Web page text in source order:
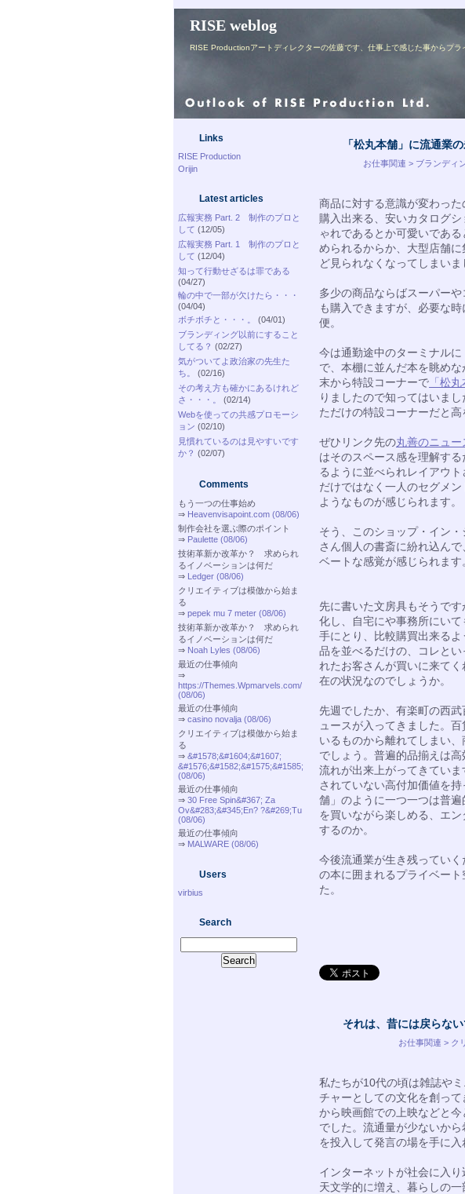
RISE weblog
RISE Productionアートディレクターの佐藤です、仕事上で感じた事からプ
Links
RISE Production
Orijin
Latest articles
広報実務 Part. 2 制作のプロと
して (12/05)
広報実務 Part. 1 制作のプロと
して (12/04)
知って行動せざるは罪である
(04/27)
輪の中で一部が欠けたら・・・
(04/04)
ボチボチと・・・。
(04/01)
ブランディング以前にすること
してる？ (02/27)
気がついてよ政治家の先生た
ち。
(02/16)
その考え方も確かにあるけれど
さ・・・。
(02/14)
Webを使っての共感プロモーシ
ョン (02/10)
見慣れているのは見やすいです
か？ (02/07)
Comments
もう一つの仕事始め
⇒ Heavenvisapoint.com (08/06)
制作会社を選ぶ際のポイント
⇒ Paulette (08/06)
技術革新か改革か？ 求められ
るイノベーションは何だ
⇒ Ledger (08/06)
クリエイティブは模倣から始ま
る
⇒ pepek mu 7 meter (08/06)
技術革新か改革か？ 求められ
るイノベーションは何だ
⇒ Noah Lyles (08/06)
最近の仕事傾向
⇒
https://Themes.Wpmarvels.com/
(08/06)
最近の仕事傾向
⇒ casino novalja (08/06)
クリエイティブは模倣から始ま
る
⇒ &#1578;&#1604;&#1607;
&#1576;&#1582;&#1575;&#1585;
(08/06)
最近の仕事傾向
⇒ 30 Free Spin&#367; Za
Ov&#283;&#345;En? ?&#269;Tu
(08/06)
最近の仕事傾向
⇒ MALWARE (08/06)
Users
virbius
Search
「松丸本舗」に流通業の
お仕事関連 > ブランディ
商品に対する意識が変わっ
購入出来る、安いカタログ
ゃれであるとか可愛いであ
められるからか、大型店舗
ど見られなくなってしまいま
多少の商品ならばスーパー
も購入できますが、必要な
便。
今は通勤途中のターミナル
で、本棚に並んだ本を眺め
末から特設コーナーで 「松丸
りましたので知ってはいま
ただけの特設コーナーだと高
ぜひリンク先の丸善のニュー
はそのスペース感を理解す
るように並べられレイアウ
だけではなく一人のセグメ
ようなものが感じられます。
そう、このショップ・イン
さん個人の書斎に紛れ込ん
ベートな感覚が感じられます
先に書いた文房具もそうで
化し、自宅にや事務所にい
手にとり、比較購買出来る
品を並べるだけの、コレと
れたお客さんが買いに来て
在の状況なのでしょうか。
先週でしたか、有楽町の西
ュースが入ってきました。
いるものから離れてしまい
でしょう。普遍的品揃えは
流れが出来上がってきてい
されていない高付加価値を
舗」のように一つ一つは普
を買いながら楽しめる、エ
するのか。
今後流通業が生き残ってい
の本に囲まれるプライベー
た。
それは、昔には戻らない
お仕事関連 > ク
私たちが10代の頃は雑誌や
チャーとしての文化を創っ
から映画館での上映などと
でした。流通量が少ないか
を投入して発言の場を手に入
インターネットが社会に入
天文学的に増え、暮らしの